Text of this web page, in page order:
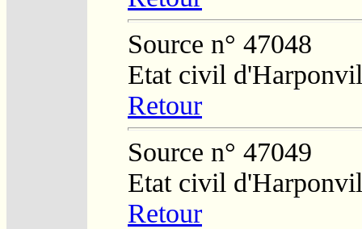
Source n° 47048
Etat civil
Retour
Source n° 47049
Etat civil
Retour